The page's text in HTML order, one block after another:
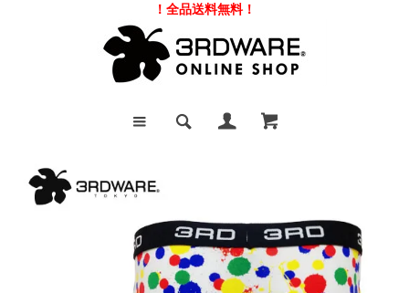
！全品送料無料！